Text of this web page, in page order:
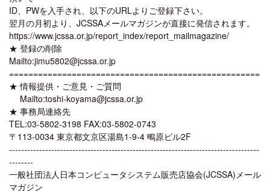
ID、PWを入手され、以下のURLよりご登録下さい。
翌月の月初より、JCSSAメールマガジンが直接に発信されます。
https://www.jcssa.or.jp/report_index/report_mailmagazine/
★ 登録の削除
Mailto:jimu5802@jcssa.or.jp
====================================================
★ 情報提供・ご意見・ご質問
Mailto:toshi-koyama@jcssa.or.jp
★ 事務局連絡先
TEL:03-5802-3198 FAX:03-5802-0743
〒113-0034 東京都文京区湯島1-9-4 鴫原ビル2F
-----------------------------------------------------------------------------------
--------
一般社団法人日本コンピュータシステム販売店協会(JCSSA)メール
マガジン